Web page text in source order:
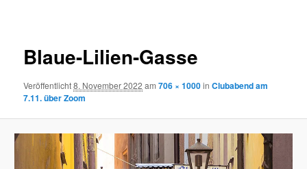
Blaue-Lilien-Gasse
Veröffentlicht8. November 2022 am706 × 1000inClubabend am
7.11. über Zoom